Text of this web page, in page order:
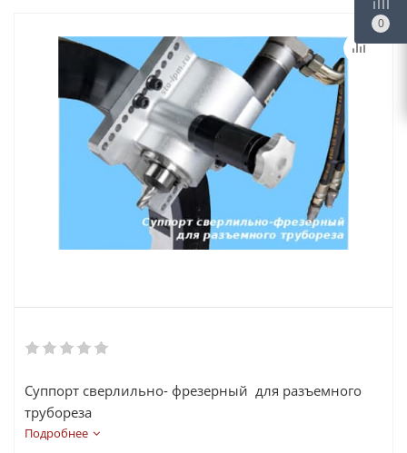
Суппорт сверлильно- фрезерный для разъемного
трубореза
Подробнее
0